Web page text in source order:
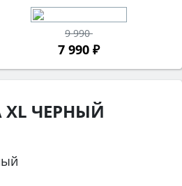
9 990
7 990 ₽
XL ЧЕРНЫЙ